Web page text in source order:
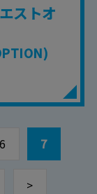
ストオ
6 7
>